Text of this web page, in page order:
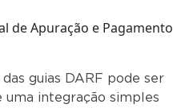
de Apuração e Pagamento
guias DARF pode ser
uma integração simples